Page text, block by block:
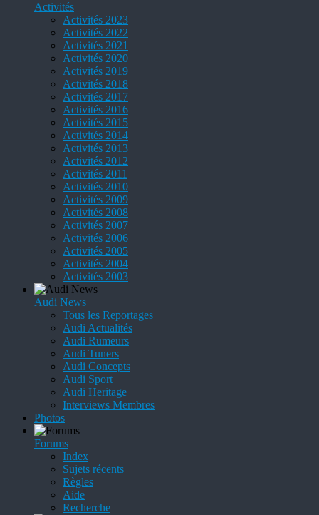
Activités
Activités 2023
Activités 2022
Activités 2021
Activités 2020
Activités 2019
Activités 2018
Activités 2017
Activités 2016
Activités 2015
Activités 2014
Activités 2013
Activités 2012
Activités 2011
Activités 2010
Activités 2009
Activités 2008
Activités 2007
Activités 2006
Activités 2005
Activités 2004
Activités 2003
Audi News
Tous les Reportages
Audi Actualités
Audi Rumeurs
Audi Tuners
Audi Concepts
Audi Sport
Audi Heritage
Interviews Membres
Photos
Forums
Index
Sujets récents
Règles
Aide
Recherche